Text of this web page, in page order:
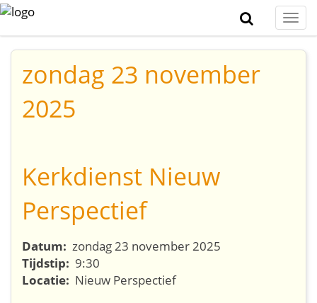
zondag 23 november
2025
Kerkdienst Nieuw
Perspectief
Datum: zondag 23 november 2025
Tijdstip: 9:30
Locatie: Nieuw Perspectief